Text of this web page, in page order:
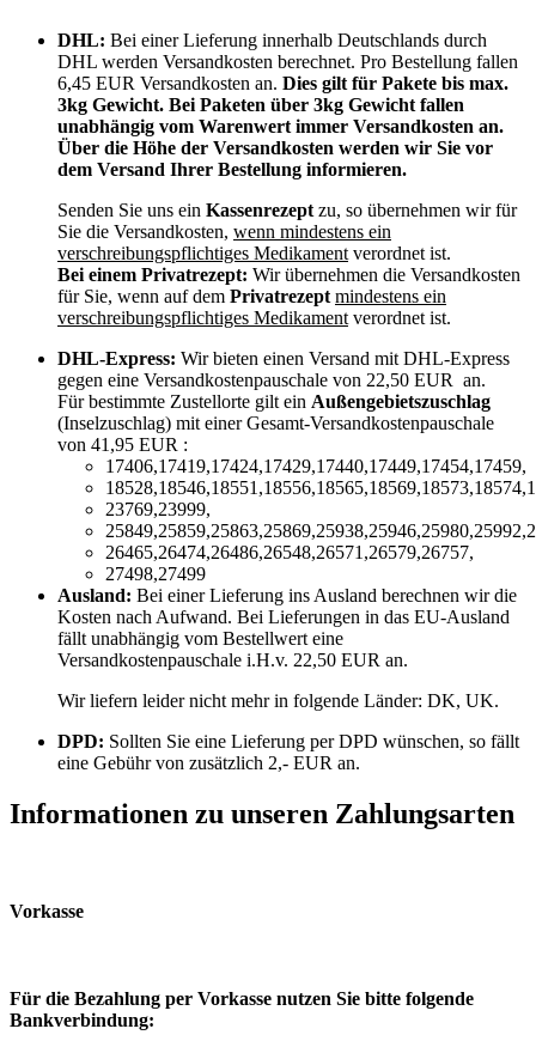
DHL: Bei einer Lieferung innerhalb Deutschlands durch
DHL werden Versandkosten berechnet. Pro Bestellung fallen
6,45 EUR Versandkosten an. Dies gilt für Pakete bis max.
3kg Gewicht. Bei Paketen über 3kg Gewicht fallen
unabhängig vom Warenwert immer Versandkosten an.
Über die Höhe der Versandkosten werden wir Sie vor
dem Versand Ihrer Bestellung informieren.
Senden Sie uns ein Kassenrezept zu, so übernehmen wir für
Sie die Versandkosten, wenn mindestens ein
verschreibungspflichtiges Medikament verordnet ist.
Bei einem Privatrezept: Wir übernehmen die Versandkosten
für Sie, wenn auf dem Privatrezept mindestens ein
verschreibungspflichtiges Medikament verordnet ist.
DHL-Express: Wir bieten einen Versand mit DHL-Express
gegen eine Versandkostenpauschale von 22,50 EUR an.
Für bestimmte Zustellorte gilt ein Außengebietszuschlag
(Inselzuschlag) mit einer Gesamt-Versandkostenpauschale
von 41,95 EUR :
17406,17419,17424,17429,17440,17449,17454,17459,
23769,23999,
26465,26474,26486,26548,26571,26579,26757,
27498,27499
Ausland: Bei einer Lieferung ins Ausland berechnen wir die
Kosten nach Aufwand. Bei Lieferungen in das EU-Ausland
fällt unabhängig vom Bestellwert eine
Versandkostenpauschale i.H.v. 22,50 EUR an.
Wir liefern leider nicht mehr in folgende Länder: DK, UK.
DPD: Sollten Sie eine Lieferung per DPD wünschen, so fällt
eine Gebühr von zusätzlich 2,- EUR an.
Informationen zu unseren Zahlungsarten
Vorkasse
Für die Bezahlung per Vorkasse nutzen Sie bitte folgende
Bankverbindung: